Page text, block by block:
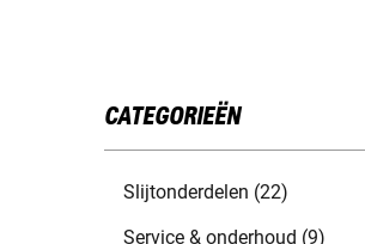
CATEGORIEËN
Slijtonderdelen (22)
Service & onderhoud (9)